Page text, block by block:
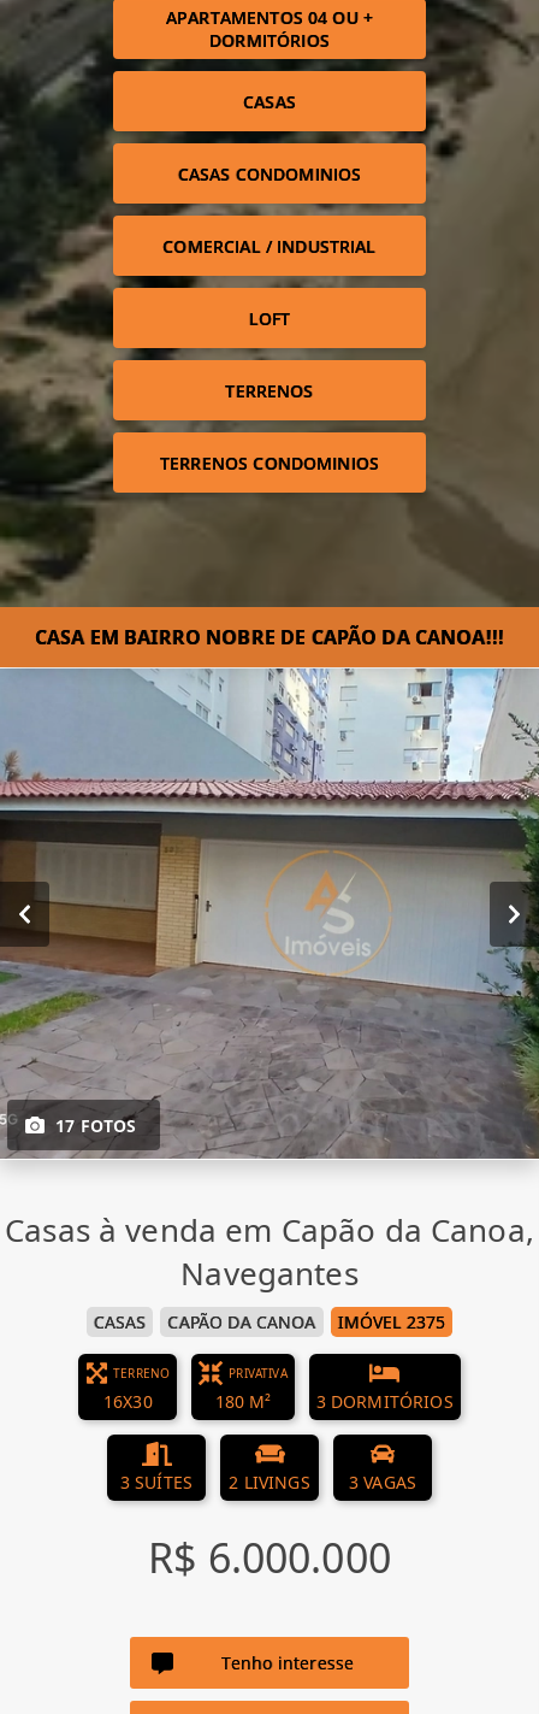
APARTAMENTOS 04 OU +
DORMITÓRIOS
CASAS
CASAS CONDOMINIOS
COMERCIAL / INDUSTRIAL
LOFT
TERRENOS
TERRENOS CONDOMINIOS
CASA EM BAIRRO NOBRE DE CAPÃO DA CANOA!!!
17 FOTOS
Casas à venda em Capão da Canoa,
Navegantes
CASAS CAPÃO DA CANOA IMÓVEL 2375
TERRENO
16X30
PRIVATIVA
180 M² 3 DORMITÓRIOS
3 SUÍTES 2 LIVINGS 3 VAGAS
R$ 6.000.000
Tenho interesse